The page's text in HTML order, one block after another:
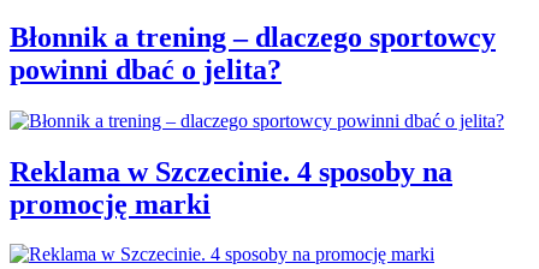
Błonnik a trening – dlaczego sportowcy
powinni dbać o jelita?
Reklama w Szczecinie. 4 sposoby na
promocję marki